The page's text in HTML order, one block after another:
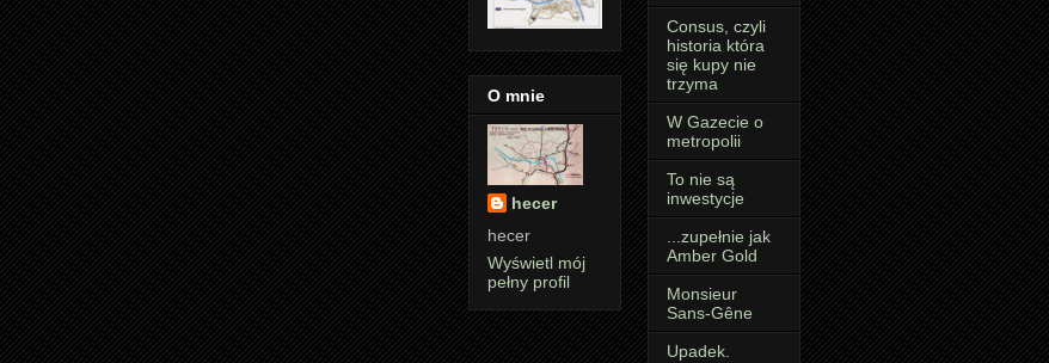
O mnie
hecer
hecer
Wyświetl mój
pełny profil
Consus, czyli
historia która
się kupy nie
trzyma
W Gazecie o
metropolii
To nie są
inwestycje
...zupełnie jak
Amber Gold
Monsieur
Sans-Gêne
Upadek.